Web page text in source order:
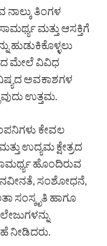
ತಿಂಗಳ
ಮತ್ತು ಆಸಕ್ತಿಗೆ
ಹುಡುಕಿಕೊಳ್ಳಲು
ಮೇಲೆ ವಿವಿಧ
ಅವಕಾಶಗಳ
ಉತ್ತಮ.
ಕೇವಲ
ಉದ್ಯಮ ಕ್ಷೇತ್ರದ
ಹೊಂದಿರುವ
ನವೀನತೆ, ಸಂಶೋಧನೆ,
ಸಂಸ್ಕೃತಿ ಹಾಗೂ
ನೀಡಿದರು.